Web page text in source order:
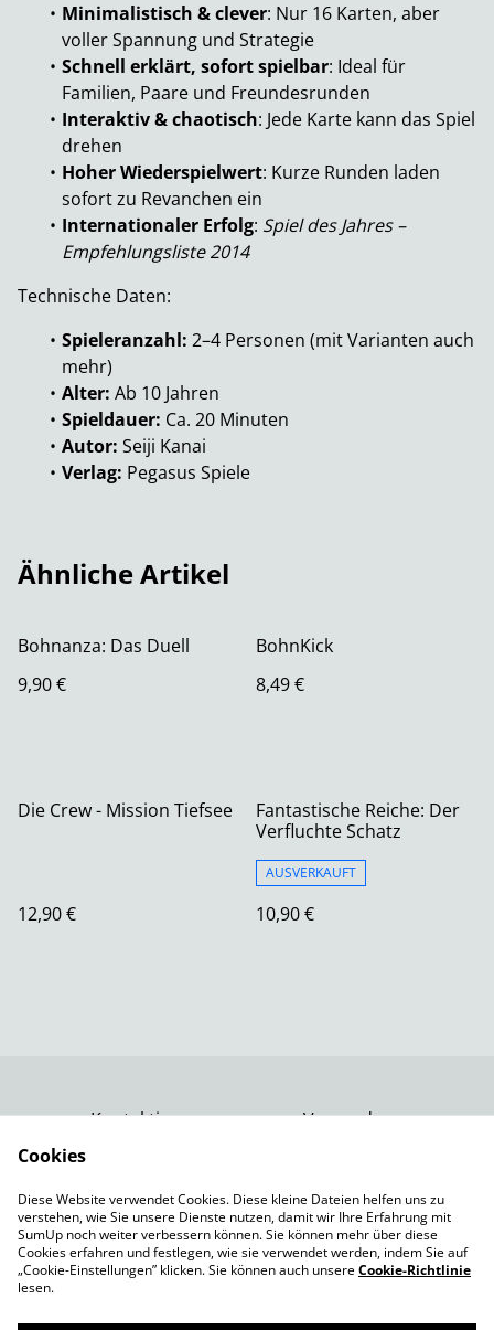
Minimalistisch & clever: Nur 16 Karten, aber
voller Spannung und Strategie
Schnell erklärt, sofort spielbar: Ideal für
Familien, Paare und Freundesrunden
Interaktiv & chaotisch: Jede Karte kann das Spiel
drehen
Hoher Wiederspielwert: Kurze Runden laden
sofort zu Revanchen ein
Internationaler Erfolg: Spiel des Jahres –
Empfehlungsliste 2014
Technische Daten:
Spieleranzahl: 2–4 Personen (mit Varianten auch
mehr)
Alter: Ab 10 Jahren
Spieldauer: Ca. 20 Minuten
Autor: Seiji Kanai
Verlag: Pegasus Spiele
Ähnliche Artikel
Bohnanza: Das Duell
9,90 €
BohnKick
8,49 €
Die Crew - Mission Tiefsee
12,90 €
Fantastische Reiche: Der
Verfluchte Schatz
AUSVERKAUFT
10,90 €
Kontaktiere uns
Versand
Impressum
Cookie-Richtlinie
Cookies
Diese Website verwendet Cookies. Diese kleine Dateien helfen uns zu
verstehen, wie Sie unsere Dienste nutzen, damit wir Ihre Erfahrung mit
SumUp noch weiter verbessern können. Sie können mehr über diese
Cookies erfahren und festlegen, wie sie verwendet werden, indem Sie auf
„Cookie-Einstellungen” klicken. Sie können auch unsereCookie-Richtlinie
lesen.